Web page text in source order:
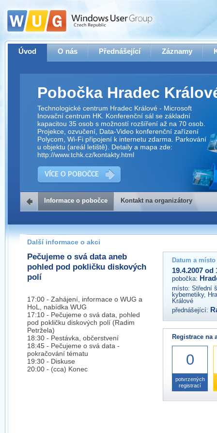
Úvod O nás Přednášející Záznamy
Pobočka Hradec
Technologické centrum Hradec Králové - Microsoft
Inovační centrum HK. Konferenční sál se základní
kapacitou 35 osob s možností rozšíření až na 70 osob.
Projekce, ozvučení, Data-Video konferenční zařízení
Polycom, Wi-Fi připojení k internetu zdarma. Parkování
u objektu (areál letiště). Detaily a mapa zde:
http://www.tchk.cz/kontakty.html
VÍCE O POBOČCE
Kontakt na organizátory
Pokud máte jakýkoliv dotaz na organizátory této akce,
prosím neváhejte nás kontaktovat na e-mailu:
hradec@wug.cz
Informace o pobočce Kontakt na organizátory
Další informace o akci
Pečujeme o svá data aneb
pohled pod pokličku diskových
polí
17:00 - Zahájení, informace o WUG a
HoL, nabídka WUG
17:10 - Pečujeme o svá data, pohled
pod pokličku diskových polí (Radim
Petržela)
18:30 - Pestávka, občerstvení
18:45 - Pečujeme o svá data -
pokračování tématu
19:30 - Diskuse
20:00 - (cca) Konec
Datum a
19.4.2007 od
pobočka:
místo: Střední
kybernetiky,
Králové
přednášející:
Registrace na
0
potvrzených
registrací